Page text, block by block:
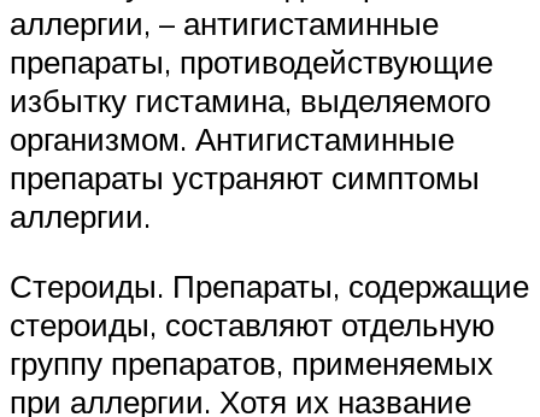
аллергии, – антигистаминные
препараты, противодействующие
избытку гистамина, выделяемого
организмом. Антигистаминные
препараты устраняют симптомы
аллергии.
Стероиды. Препараты, содержащие
стероиды, составляют отдельную
группу препаратов, применяемых
при аллергии. Хотя их название